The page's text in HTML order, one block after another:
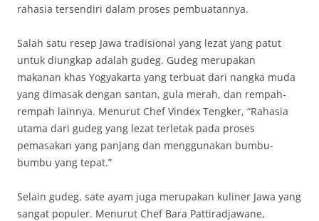
rahasia tersendiri dalam proses pembuatannya.
Salah satu resep Jawa tradisional yang lezat yang patut
untuk diungkap adalah gudeg. Gudeg merupakan
makanan khas Yogyakarta yang terbuat dari nangka muda
yang dimasak dengan santan, gula merah, dan rempah-
rempah lainnya. Menurut Chef Vindex Tengker, “Rahasia
utama dari gudeg yang lezat terletak pada proses
pemasakan yang panjang dan menggunakan bumbu-
bumbu yang tepat.”
Selain gudeg, sate ayam juga merupakan kuliner Jawa yang
sangat populer. Menurut Chef Bara Pattiradjawane,